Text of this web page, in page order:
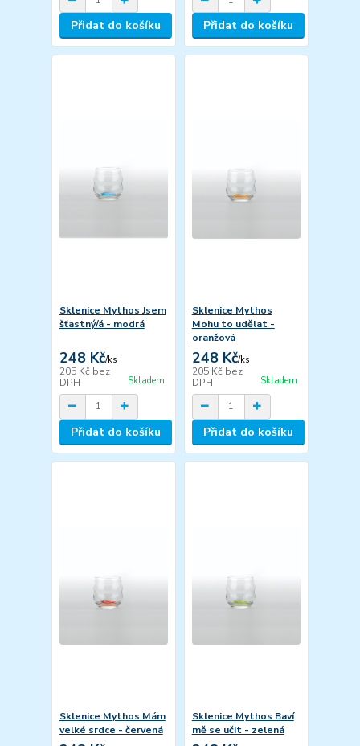
Přidat do košíku Přidat do košíku
Sklenice Mythos Jsem
šťastný/á - modrá
248 Kč/ks
205 Kč bez
DPH
Skladem
Přidat do košíku
Sklenice Mythos
Mohu to udělat -
oranžová
248 Kč/ks
205 Kč bez
DPH
Skladem
Přidat do košíku
Sklenice Mythos Mám
velké srdce - červená
Sklenice Mythos Baví
mě se učit - zelená